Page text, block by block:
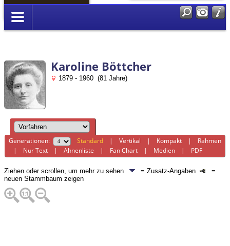
Anmelden
Karoline Böttcher
1879 - 1960 (81 Jahre)
Generationen: Standard |Vertikal | Kompakt | Rahmen
| Nur Text |Ahnenliste | Fan Chart | Medien | PDF
Ziehen oder scrollen, um mehr zu sehen = Zusatz-Angaben
=
neuen Stammbaum zeigen